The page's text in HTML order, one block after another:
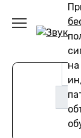
содержанию